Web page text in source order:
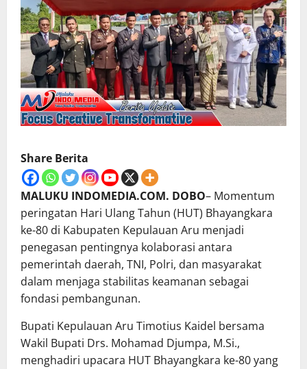
Share Berita
MALUKU INDOMEDIA.COM. DOBO– Momentum
peringatan Hari Ulang Tahun (HUT) Bhayangkara
ke-80 di Kabupaten Kepulauan Aru menjadi
penegasan pentingnya kolaborasi antara
pemerintah daerah, TNI, Polri, dan masyarakat
dalam menjaga stabilitas keamanan sebagai
fondasi pembangunan.
Bupati Kepulauan Aru Timotius Kaidel bersama
Wakil Bupati Drs. Mohamad Djumpa, M.Si.,
menghadiri upacara HUT Bhayangkara ke-80 yang